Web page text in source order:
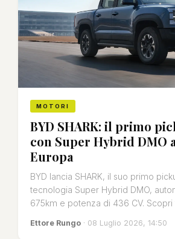
MOTORI
BYD SHARK: il primo
con Super Hybrid DMO
Europa
BYD lancia SHARK, il suo primo
tecnologia Super Hybrid DMO,
675km e potenza di 436 CV. Scopri
Ettore Rungo · 08 Luglio 2026, 14:50